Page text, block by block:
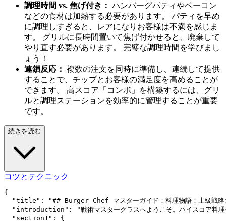
調理時間 vs. 焦げ付き： ハンバーグパティやベーコン
などの食材は加熱する必要があります。 パティを早め
に調理しすぎると、レアになりお客様は不満を感じま
す。 グリルに長時間置いて焦げ付かせると、廃棄して
やり直す必要があります。 完璧な調理時間を学びまし
ょう！
連鎖反応： 複数の注文を同時に準備し、連続して提供
することで、チップとお客様の満足度を高めることが
できます。 高スコア「コンボ」を構築するには、グリ
ルと調理ステーションを効率的に管理することが重要
です。
続きを読む
コツとテクニック
{
"title": "## Burger Chef マスターガイド：料理物語：上級戦略
"introduction": "戦術マスタークラスへようこそ。ハイスコア料理
  "section1": {